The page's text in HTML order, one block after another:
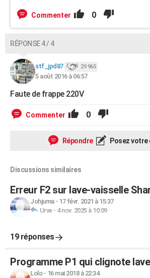
Commenter 0
RÉPONSE 4 / 4
stf_jpd87 29 965
5 août 2016 à 06:57
Faute de frappe 220V
Commenter 0
Répondre Posez
Discussions similaires
Erreur F2 sur lave-vaisselle
Johjuma- 17 févr. 2021 à 15:37
Urve- 4 nov. 2025 à 10:09
19 réponses
Programme P1 qui clignote
Lolo- 16 mai 2018 à 22:34